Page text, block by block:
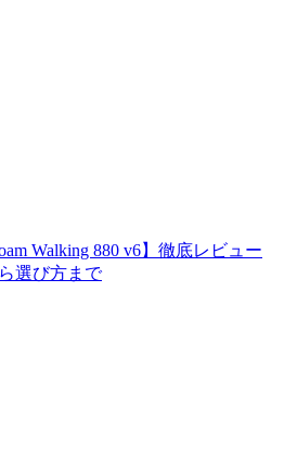
Walking 880 v6】徹底レビュー
選び方まで